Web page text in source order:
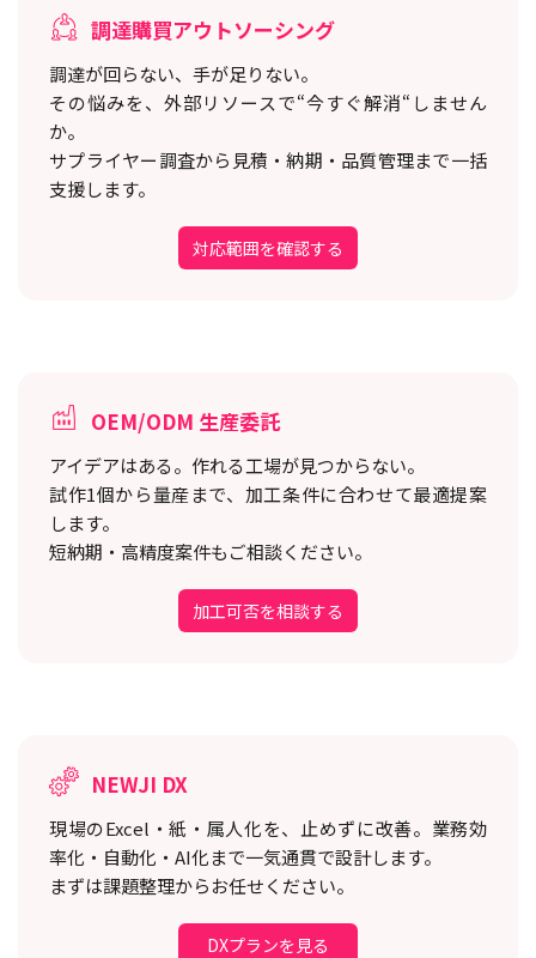
調達購買アウトソーシング
調達が回らない、手が足りない。
その悩みを、外部リソースで“今すぐ解消“しません
か。
サプライヤー調査から見積・納期・品質管理まで一括
支援します。
対応範囲を確認する
OEM/ODM 生産委託
アイデアはある。作れる工場が見つからない。
試作1個から量産まで、加工条件に合わせて最適提案
します。
短納期・高精度案件もご相談ください。
加工可否を相談する
NEWJI DX
現場のExcel・紙・属人化を、止めずに改善。 業務効
率化・自動化・AI化まで一気通貫で設計します。
まずは課題整理からお任せください。
DXプランを見る